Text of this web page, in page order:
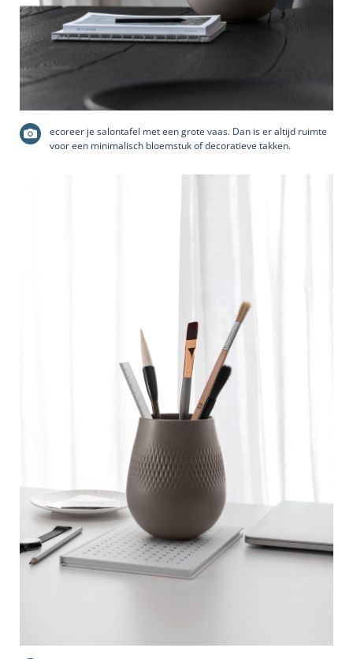
ecoreer je salontafel met een grote vaas. Dan is er altijd ruimte
voor een minimalisch bloemstuk of decoratieve takken.